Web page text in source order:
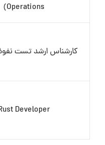
Operations)
کارشناس ارشد تست
Developer